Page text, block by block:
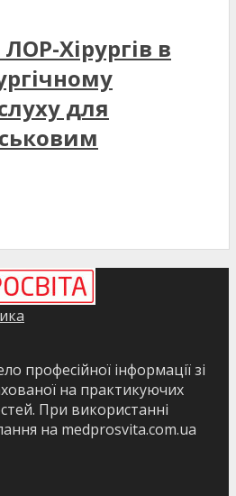
Хірургів в
для
професійної інформації зі
на практикуючих
При використанні
на medprosvita.com.ua